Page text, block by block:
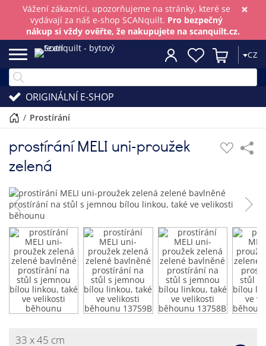
×
Vážení zákazníci, upozorňujeme na stránky, které se
vydávají za náš e-shop SCANquilt. Pro bezpečný
nákup si vždy ověřte, že nakupujete na scanquilt.cz.
CZ
ORIGINÁLNÍ E-SHOP
/ prostírání
prostírání MELI uni-proužek
zelená
33 x 45 cm